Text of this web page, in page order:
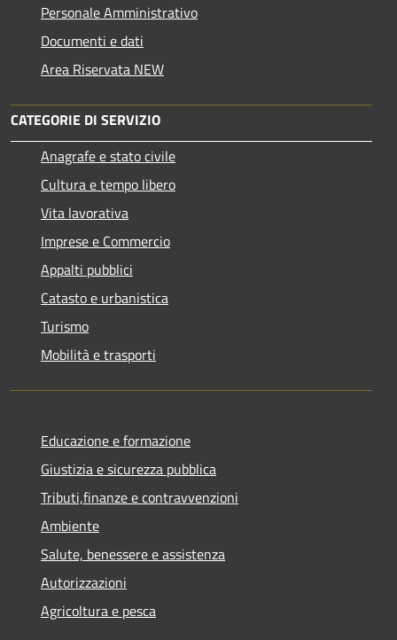
Personale Amministrativo
Documenti e dati
Area Riservata NEW
CATEGORIE DI SERVIZIO
Anagrafe e stato civile
Cultura e tempo libero
Vita lavorativa
Imprese e Commercio
Appalti pubblici
Catasto e urbanistica
Turismo
Mobilità e trasporti
Educazione e formazione
Giustizia e sicurezza pubblica
Tributi,finanze e contravvenzioni
Ambiente
Salute, benessere e assistenza
Autorizzazioni
Agricoltura e pesca